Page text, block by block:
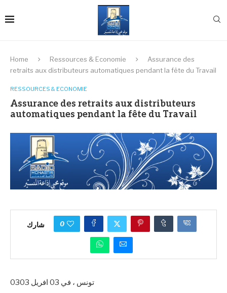
Home Ressources & Economie
Assurance des
retraits aux distributeurs automatiques pendant la fête du Travail
RESSOURCES & ECONOMIE
Assurance des retraits aux distributeurs
automatiques pendant la fête du Travail
شارك 0
تونس ، في 03 افريل 0303